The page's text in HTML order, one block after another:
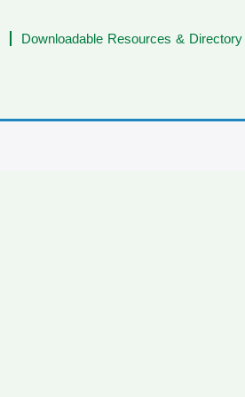
Downloadable Resources & Directory